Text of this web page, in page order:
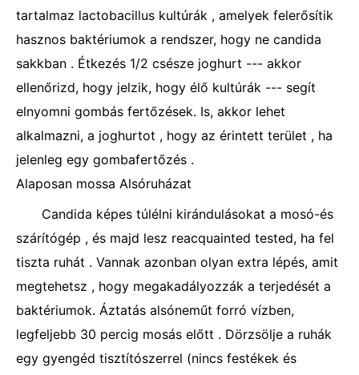
tartalmaz lactobacillus kultúrák , amelyek felerősítik
hasznos baktériumok a rendszer, hogy ne candida
sakkban . Étkezés 1/2 csésze joghurt --- akkor
ellenőrizd, hogy jelzik, hogy élő kultúrák --- segít
elnyomni gombás fertőzések. Is, akkor lehet
alkalmazni, a joghurtot , hogy az érintett terület , ha
jelenleg egy gombafertőzés .
Alaposan mossa Alsóruházat
Candida képes túlélni kirándulásokat a mosó-és
szárítógép , és majd lesz reacquainted tested, ha fel
tiszta ruhát . Vannak azonban olyan extra lépés, amit
megtehetsz , hogy megakadályozzák a terjedését a
baktériumok. Áztatás alsóneműt forró vízben,
legfeljebb 30 percig mosás előtt . Dörzsölje a ruhák
egy gyengéd tisztítószerrel (nincs festékek és